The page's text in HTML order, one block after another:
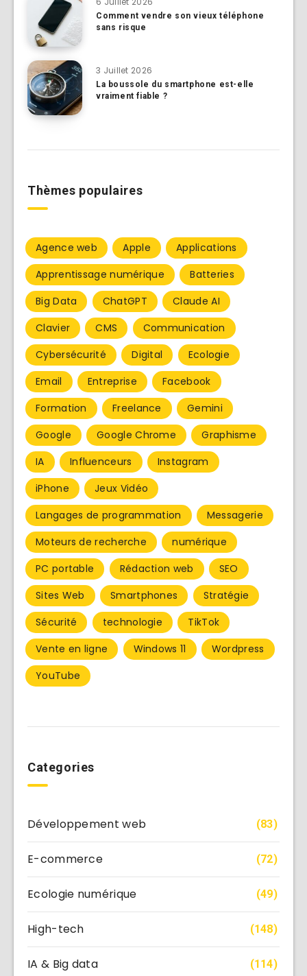
Comment vendre son vieux téléphone
sans risque
3 Juillet 2026
La boussole du smartphone est-elle
vraiment fiable ?
Thèmes populaires
Agence web Apple
Applications
Apprentissage numérique
Batteries
Big Data
ChatGPT
Claude AI
Clavier
CMS
Communication
Cybersécurité
Digital
Ecologie
Email
Entreprise
Facebook
Formation
Freelance
Gemini
Google
Google Chrome
Graphisme
IA
Influenceurs
Instagram
iPhone
Jeux Vidéo
Langages de programmation
Messagerie
Moteurs de recherche
numérique
PC portable
Rédaction web
SEO
Sites Web
Smartphones
Stratégie
Sécurité
technologie
TikTok
Vente en ligne
Windows 11
Wordpress
YouTube
Categories
Développement web (83)
E-commerce (72)
Ecologie numérique (49)
High-tech (148)
IA & Big data (114)